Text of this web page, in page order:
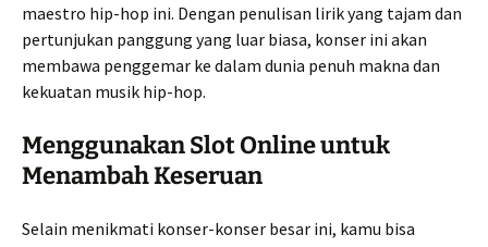
maestro hip-hop ini. Dengan penulisan lirik yang tajam dan
pertunjukan panggung yang luar biasa, konser ini akan
membawa penggemar ke dalam dunia penuh makna dan
kekuatan musik hip-hop.
Menggunakan Slot Online untuk
Menambah Keseruan
Selain menikmati konser-konser besar ini, kamu bisa